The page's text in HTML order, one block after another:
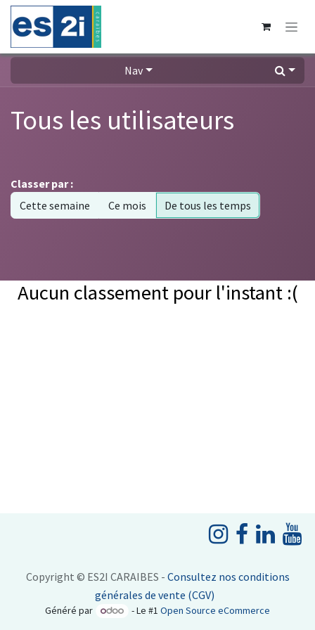
Se rendre au contenu
Nav
Tous les utilisateurs
Classer par :
Cette semaine
Ce mois De tous les temps
Aucun classement pour l'instant :(
Copyright © ES2I CARAIBES - Consultez nos conditions
générales de vente (CGV)
Généré par - Le #1 Open Source eCommerce